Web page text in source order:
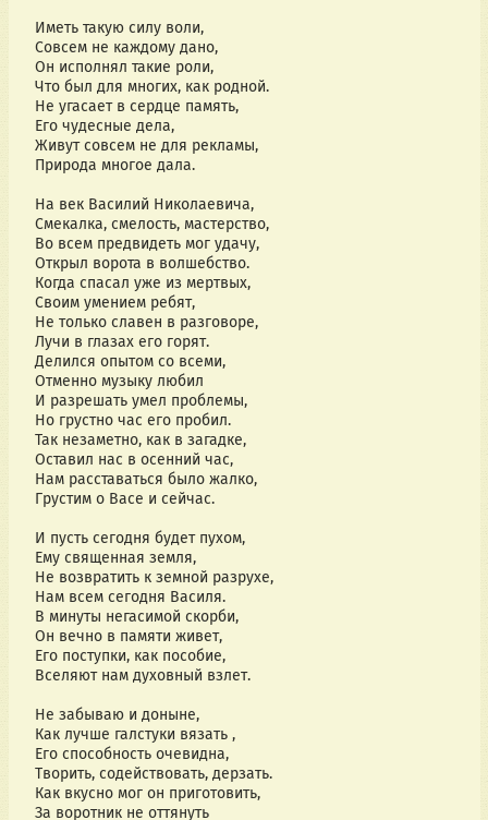
Иметь такую силу воли,
Совсем не каждому дано,
Он исполнял такие роли,
Что был для многих, как родной.
Не угасает в сердце память,
Его чудесные дела,
Живут совсем не для рекламы,
Природа многое дала.
На век Василий Николаевича,
Смекалка, смелость, мастерство,
Во всем предвидеть мог удачу,
Открыл ворота в волшебство.
Когда спасал уже из мертвых,
Своим умением ребят,
Не только славен в разговоре,
Лучи в глазах его горят.
Делился опытом со всеми,
Отменно музыку любил
И разрешать умел проблемы,
Но грустно час его пробил.
Так незаметно, как в загадке,
Оставил нас в осенний час,
Нам расставаться было жалко,
Грустим о Васе и сейчас.
И пусть сегодня будет пухом,
Ему священная земля,
Не возвратить к земной разрухе,
Нам всем сегодня Василя.
В минуты негасимой скорби,
Он вечно в памяти живет,
Его поступки, как пособие,
Вселяют нам духовный взлет.
Не забываю и доныне,
Как лучше галстуки вязать ,
Его способность очевидна,
Творить, содействовать, дерзать.
Как вкусно мог он приготовить,
За воротник не оттянуть